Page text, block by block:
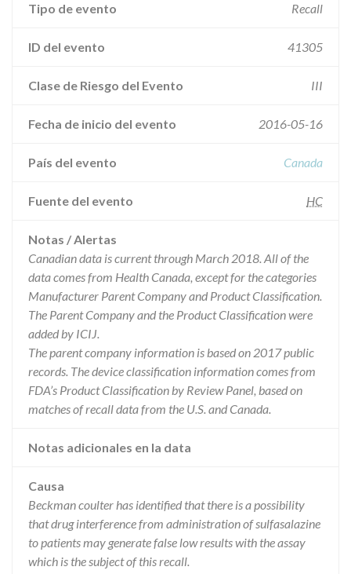
Tipo de evento Recall
ID del evento 41305
Clase de Riesgo del Evento III
Fecha de inicio del evento 2016-05-16
País del evento Canada
Fuente del evento HC
Notas / Alertas
Canadian data is current through March 2018. All of the
data comes from Health Canada, except for the categories
Manufacturer Parent Company and Product Classification.
The Parent Company and the Product Classification were
added by ICIJ.
The parent company information is based on 2017 public
records. The device classification information comes from
FDA’s Product Classification by Review Panel, based on
matches of recall data from the U.S. and Canada.
Notas adicionales en la data
Causa
Beckman coulter has identified that there is a possibility
that drug interference from administration of sulfasalazine
to patients may generate false low results with the assay
which is the subject of this recall.